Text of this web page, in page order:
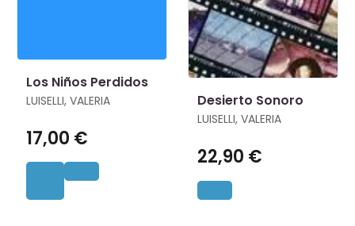
Los Niños Perdidos
LUISELLI, VALERIA
17,00 €
Desierto Sonoro
LUISELLI, VALERIA
22,90 €